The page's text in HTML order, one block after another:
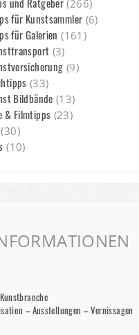
(266)
für Kunstsammler (6)
für Galerien (161)
(3)
(9)
(33)
Bildbände (13)
& Filmtipps (23)
(30)
(10)
– Ausstellungen – Vernissagen